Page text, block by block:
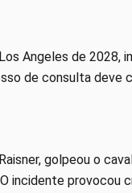
Angeles de 2028,
de consulta deve
golpeou o
incidente provocou